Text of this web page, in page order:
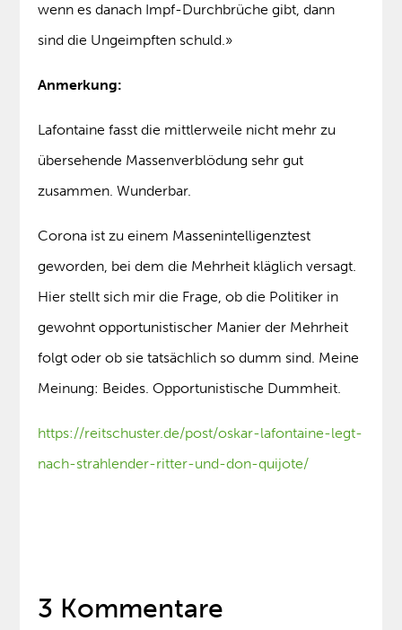
wenn es danach Impf-Durchbrüche gibt, dann
sind die Ungeimpften schuld.»
Anmerkung:
Lafontaine fasst die mittlerweile nicht mehr zu
übersehende Massenverblödung sehr gut
zusammen. Wunderbar.
Corona ist zu einem Massenintelligenztest
geworden, bei dem die Mehrheit kläglich versagt.
Hier stellt sich mir die Frage, ob die Politiker in
gewohnt opportunistischer Manier der Mehrheit
folgt oder ob sie tatsächlich so dumm sind. Meine
Meinung: Beides. Opportunistische Dummheit.
https://reitschuster.de/post/oskar-lafontaine-legt-
nach-strahlender-ritter-und-don-quijote/
3 Kommentare